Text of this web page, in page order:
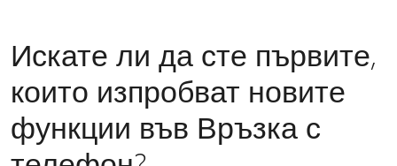
Искате ли да сте първите,
които изпробват новите
функции във Връзка с